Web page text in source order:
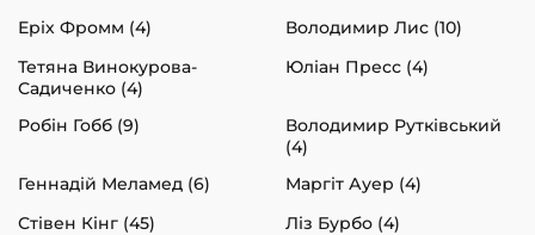
Еріх Фромм (4)
Володимир Лис (10)
Тетяна Винокурова-
Садиченко (4)
Юліан Пресс (4)
Робін Гобб (9)
Володимир Рутківський
(4)
Геннадій Меламед (6)
Маргіт Ауер (4)
Стівен Кінг (45)
Ліз Бурбо (4)